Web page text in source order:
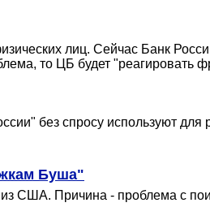
лиц. Сейчас Банк
то ЦБ будет "реагировать
без спросу используют
Буша"
США. Причина - проблема с